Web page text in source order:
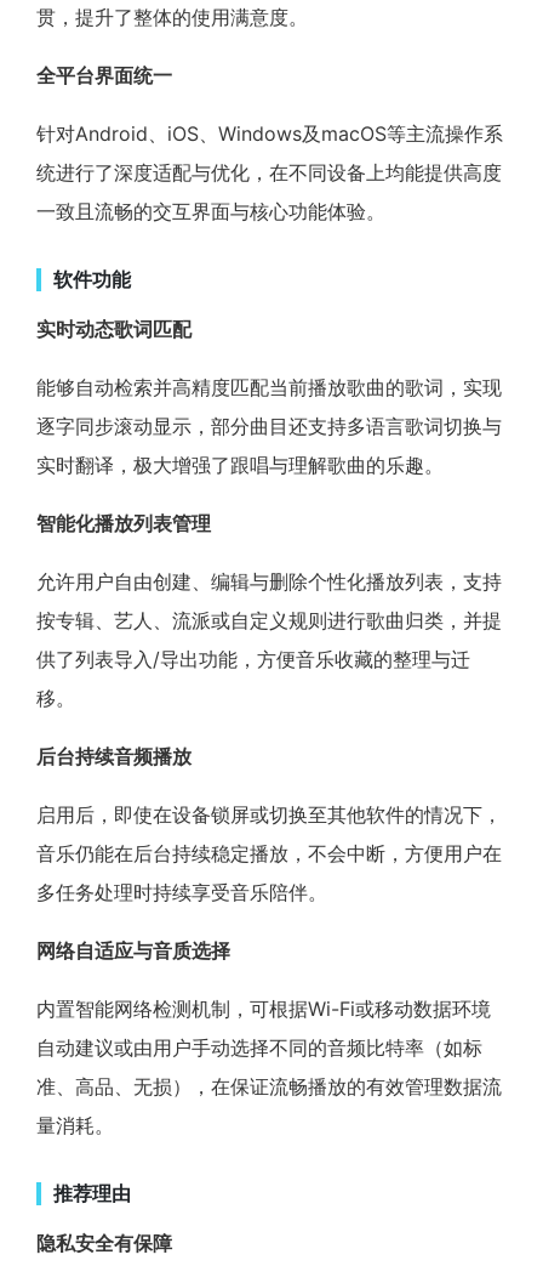
贯，提升了整体的使用满意度。
全平台界面统一
针对Android、iOS、Windows及macOS等主流操作系
统进行了深度适配与优化，在不同设备上均能提供高度
一致且流畅的交互界面与核心功能体验。
软件功能
实时动态歌词匹配
能够自动检索并高精度匹配当前播放歌曲的歌词，实现
逐字同步滚动显示，部分曲目还支持多语言歌词切换与
实时翻译，极大增强了跟唱与理解歌曲的乐趣。
智能化播放列表管理
允许用户自由创建、编辑与删除个性化播放列表，支持
按专辑、艺人、流派或自定义规则进行歌曲归类，并提
供了列表导入/导出功能，方便音乐收藏的整理与迁
移。
后台持续音频播放
启用后，即使在设备锁屏或切换至其他软件的情况下，
音乐仍能在后台持续稳定播放，不会中断，方便用户在
多任务处理时持续享受音乐陪伴。
网络自适应与音质选择
内置智能网络检测机制，可根据Wi-Fi或移动数据环境
自动建议或由用户手动选择不同的音频比特率（如标
准、高品、无损），在保证流畅播放的有效管理数据流
量消耗。
推荐理由
隐私安全有保障